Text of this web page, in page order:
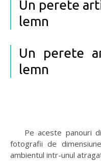
Un perete
lemn
Un perete
lemn
Pe aceste panouri
fotografii de
ambientul intr-unul